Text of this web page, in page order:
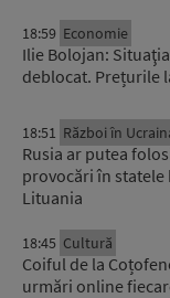
18:59 Economie
Ilie Bolojan:
deblocat. Prețurile
18:51 Război în
Rusia ar putea
provocări în
Lituania
18:45 Cultură
Coiful de la
urmări online